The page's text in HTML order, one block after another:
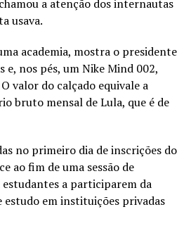
a atenção dos internautas
usava.
academia, mostra o presidente
e, nos pés, um Nike Mind 002,
valor do calçado equivale a
bruto mensal de Lula, que é de
no primeiro dia de inscrições do
ao fim de uma sessão de
estudantes a participarem da
estudo em instituições privadas